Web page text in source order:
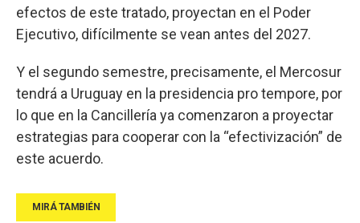
efectos de este tratado, proyectan en el Poder
Ejecutivo, difícilmente se vean antes del 2027.
Y el segundo semestre, precisamente, el Mercosur
tendrá a Uruguay en la presidencia pro tempore, por
lo que en la Cancillería ya comenzaron a proyectar
estrategias para cooperar con la “efectivización” de
este acuerdo.